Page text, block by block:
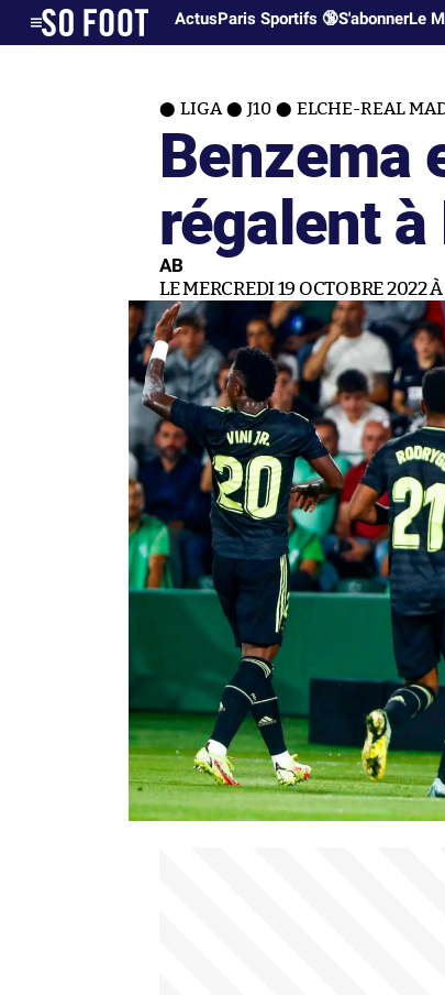
ActusParis Sportifs 🔞S'abonnerLe
LIGA J10 ELCHE-REAL
Benzema
régalent à
AB
LE MERCREDI 19 OCTOBRE 2022